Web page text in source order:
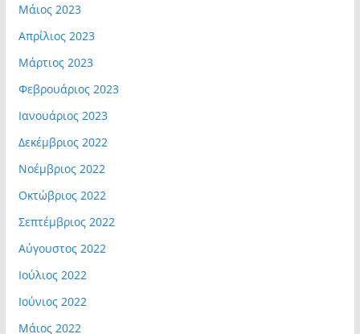
Μάιος 2023
Απρίλιος 2023
Μάρτιος 2023
Φεβρουάριος 2023
Ιανουάριος 2023
Δεκέμβριος 2022
Νοέμβριος 2022
Οκτώβριος 2022
Σεπτέμβριος 2022
Αύγουστος 2022
Ιούλιος 2022
Ιούνιος 2022
Μάιος 2022